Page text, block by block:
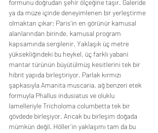
formunu doğrudan şehir ölçeğine taşır. Galeride
ya da müze içinde deneyimlenen bir yerleştirme
olmaktan çıkar; Paris’in en görünür kamusal
alanlarından birinde, kamusal program
kapsamında sergilenir. Yaklaşık üç metre
yüksekliğindeki bu heykel, üç farklı yabani
mantar türünün büyütülmüş kesitlerini tek bir
hibrit yapıda birleştiriyor. Parlak kırmızı
şapkasıyla Amanita muscaria, ağ benzeri etek
formuyla Phallus indusiatus ve oluklu
lamelleriyle Tricholoma columbetta tek bir
gövdede birleşiyor. Ancak bu birleşim doğada
mümkün değil. Höller’in yaklaşımı tam da bu